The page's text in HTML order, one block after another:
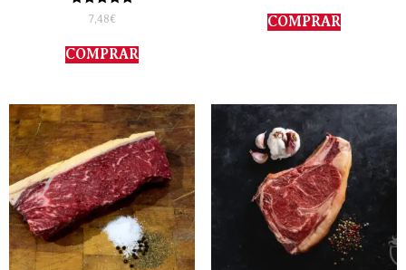
Valorado
con
de 5
7,48€
COMPRAR
de 5
COMPRAR